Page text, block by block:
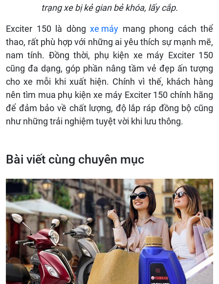
trạng xe bị kẻ gian bẻ khóa, lấy cắp.
Exciter 150 là dòng xe máy mang phong cách thể
thao, rất phù hợp với những ai yêu thích sự mạnh mẽ,
nam tính. Đồng thời, phụ kiện xe máy Exciter 150
cũng đa dạng, góp phần nâng tầm vẻ đẹp ấn tượng
cho xe mỗi khi xuất hiện. Chính vì thế, khách hàng
nên tìm mua phụ kiện xe máy Exciter 150 chính hãng
để đảm bảo về chất lượng, độ lắp ráp đồng bộ cũng
như những trải nghiệm tuyệt vời khi lưu thông.
Bài viết cùng chuyên mục